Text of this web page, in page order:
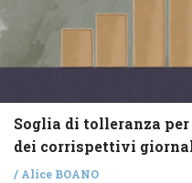
Soglia di tolleranza
dei corrispettivi
/ Alice BOANO